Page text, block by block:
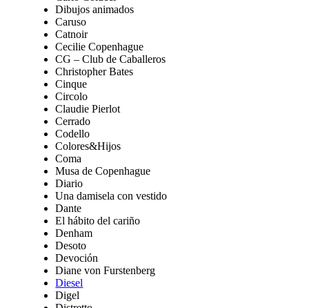
Dibujos animados
Caruso
Catnoir
Cecilie Copenhague
CG – Club de Caballeros
Christopher Bates
Cinque
Circolo
Claudie Pierlot
Cerrado
Codello
Colores&Hijos
Coma
Musa de Copenhague
Diario
Una damisela con vestido
Dante
El hábito del cariño
Denham
Desoto
Devoción
Diane von Furstenberg
Diesel
Digel